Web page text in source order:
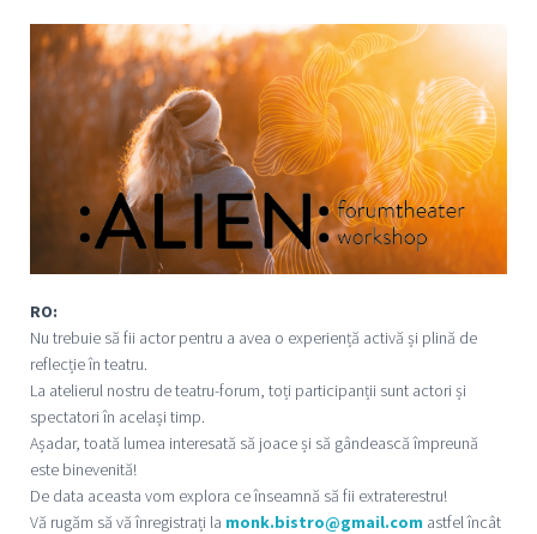
RO:
Nu trebuie să fii actor pentru a avea o experiență activă și plină de
reflecție în teatru.
La atelierul nostru de teatru-forum, toți participanții sunt actori și
spectatori în același timp.
Așadar, toată lumea interesată să joace și să gândească împreună
este binevenită!
De data aceasta vom explora ce înseamnă să fii extraterestru!
Vă rugăm să vă înregistrați la monk.bistro@gmail.com astfel încât